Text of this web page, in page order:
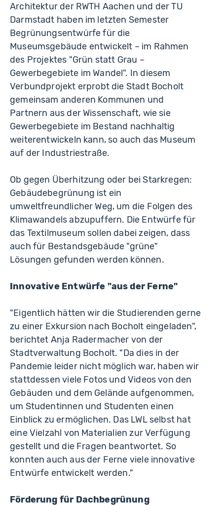
Architektur der RWTH Aachen und der TU
Darmstadt haben im letzten Semester
Begrünungsentwürfe für die
Museumsgebäude entwickelt – im Rahmen
des Projektes "Grün statt Grau –
Gewerbegebiete im Wandel". In diesem
Verbundprojekt erprobt die Stadt Bocholt
gemeinsam anderen Kommunen und
Partnern aus der Wissenschaft, wie sie
Gewerbegebiete im Bestand nachhaltig
weiterentwickeln kann, so auch das Museum
auf der Industriestraße.
Ob gegen Überhitzung oder bei Starkregen:
Gebäudebegrünung ist ein
umweltfreundlicher Weg, um die Folgen des
Klimawandels abzupuffern. Die Entwürfe für
das Textilmuseum sollen dabei zeigen, dass
auch für Bestandsgebäude "grüne"
Lösungen gefunden werden können.
Innovative Entwürfe "aus der Ferne"
"Eigentlich hätten wir die Studierenden gerne
zu einer Exkursion nach Bocholt eingeladen",
berichtet Anja Radermacher von der
Stadtverwaltung Bocholt. "Da dies in der
Pandemie leider nicht möglich war, haben wir
stattdessen viele Fotos und Videos von den
Gebäuden und dem Gelände aufgenommen,
um Studentinnen und Studenten einen
Einblick zu ermöglichen. Das LWL selbst hat
eine Vielzahl von Materialien zur Verfügung
gestellt und die Fragen beantwortet. So
konnten auch aus der Ferne viele innovative
Entwürfe entwickelt werden."
Förderung für Dachbegrünung